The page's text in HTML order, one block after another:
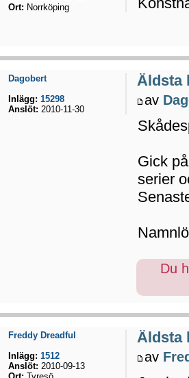
Ort: Norrköping
Äldsta
av
Gick
serier
Du
Dagobert
Inlägg: 15298
Anslöt: 2010-11-30
Äldsta
av
Freddy Dreadful
Inlägg: 1512
Anslöt: 2010-09-13